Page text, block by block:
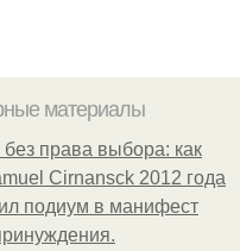
материалы
без права выбора: как
Cirnansck 2012 года
подиум в манифест